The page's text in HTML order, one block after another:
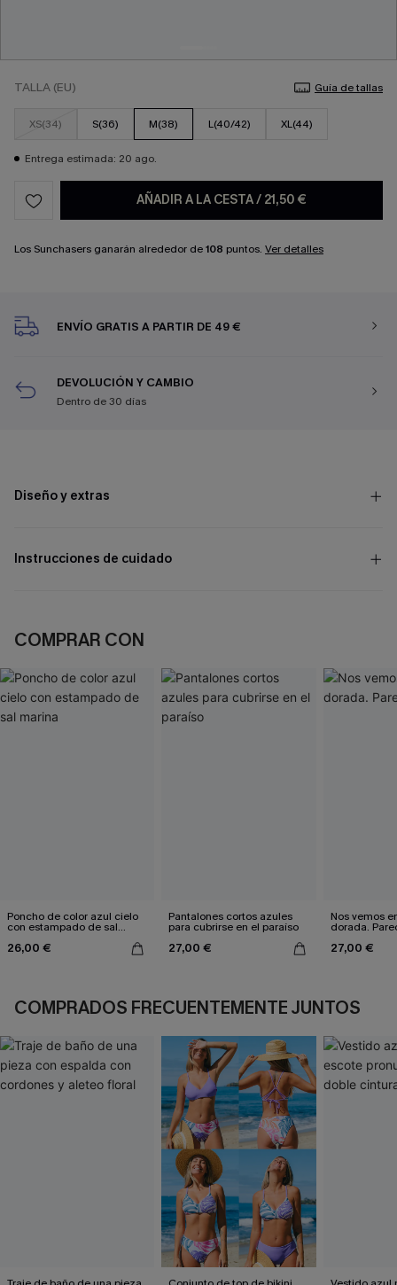
TALLA (EU) Guía de tallas
XS(34) S(36) M(38) L(40/42) XL(44)
Entrega estimada: 20 ago.
AÑADIR A LA CESTA/ 21,50 €
Los Sunchasers ganarán alrededor de108 puntos. Ver detalles
ENVÍO GRATIS A PARTIR DE 49 €
DEVOLUCIÓN Y CAMBIO
Dentro de 30 días
Diseño y extras
Instrucciones de cuidado
COMPRAR CON
Poncho de color azul cielo
con estampado de sal
26,00 €
Pantalones cortos azules
para cubrirse en el paraíso
27,00 €
Nos vemos
dorada.
27,00 €
COMPRADOS FRECUENTEMENTE JUNTOS